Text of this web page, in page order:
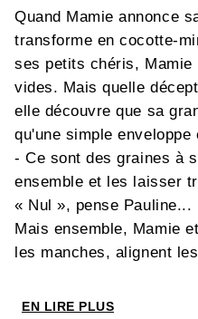
Quand Mamie annonce
transforme en cocotte-
ses petits chéris,
vides. Mais quelle
elle découvre que sa
qu'une simple
- Ce sont des graines à
ensemble et les laisser
« Nul », pense Pauline...
Mais ensemble, Mamie
les manches, alignent
patience de la petite
EN LIRE PLUS